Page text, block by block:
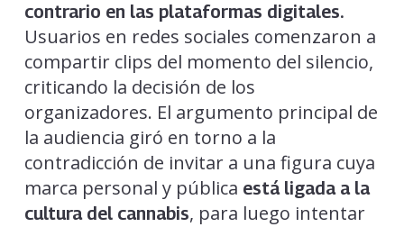
contrario en las plataformas digitales.
Usuarios en redes sociales comenzaron a
compartir clips del momento del silencio,
criticando la decisión de los
organizadores. El argumento principal de
la audiencia giró en torno a la
contradicción de invitar a una figura cuya
marca personal y pública está ligada a la
cultura del cannabis, para luego intentar